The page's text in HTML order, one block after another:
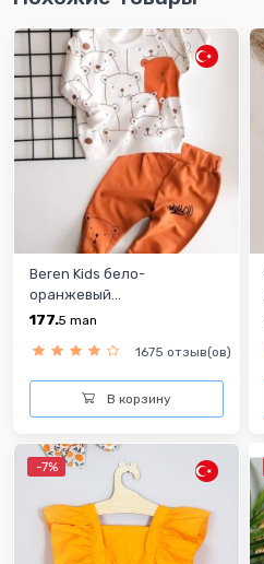
Beren Kids бело-
оранжевый...
177.5 man
1675 отзыв(ов)
В корзину
-7%